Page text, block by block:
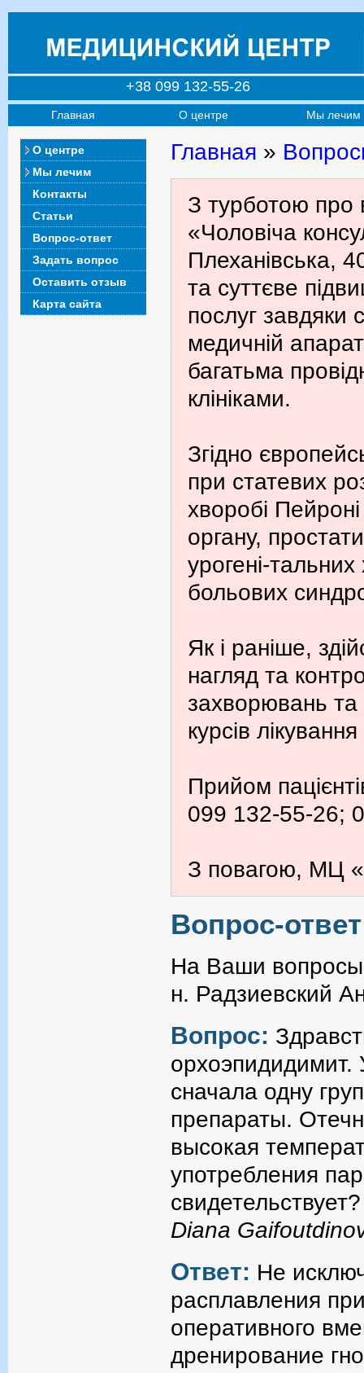
+38 099 132-55-26
Главная О центре Мы лечим
О центре
Мы лечим
Контакты
Статьи
Вопрос-ответ
Задать вопрос
Оставить отзыв
Карта сайта
Главная »
З турботою про
«Чоловіча
Плеханівська,
та суттєве
послуг завдяки
медичній
багатьма
клініками.
Згідно
при статевих
хворобі
органу,
урогені-
больових
Як і раніше,
нагляд та
захворювань
курсів лікування
Прийом
099 132-55-26;
З повагою, МЦ
Вопрос-
На Ваши вопросы
н. Радзиевский
Вопрос:
орхоэпидидимит.
сначала одну
препараты.
высокая
употребления
Diana
Ответ: Не
расплавления
оперативного
дренирование